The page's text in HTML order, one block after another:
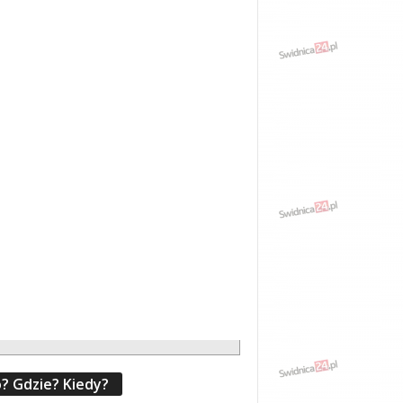
Gdzie? Kiedy?